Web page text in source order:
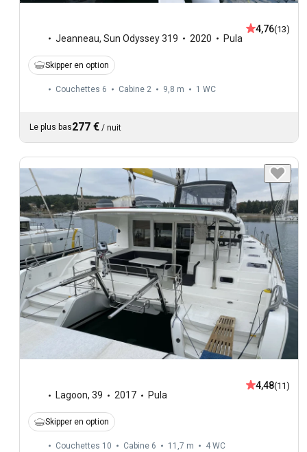
Jeanneau, Sun Odyssey 319 2020 Pula
4,76(13)
Skipper en option
Couchettes 6 Cabine 2 9,8 m 1 WC
Le plus bas277 € / nuit
Lagoon, 39 2017 Pula
4,48(11)
Skipper en option
Couchettes 10 Cabine 6 11,7 m 4 WC